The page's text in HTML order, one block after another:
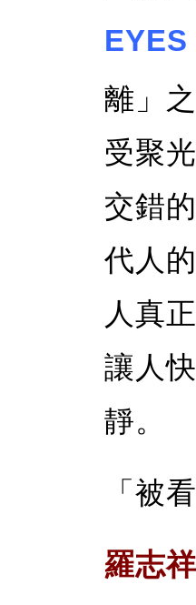
EYES
離」
受聚
交錯
代人
人真
讓人
靜。
「被
羅志祥